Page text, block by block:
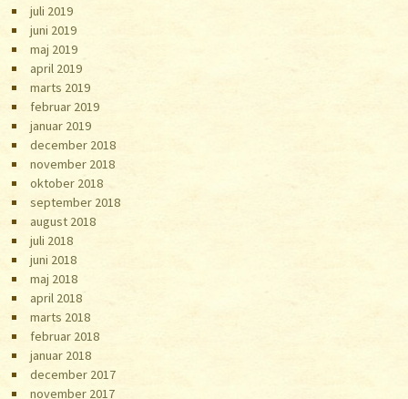
juli 2019
juni 2019
maj 2019
april 2019
marts 2019
februar 2019
januar 2019
december 2018
november 2018
oktober 2018
september 2018
august 2018
juli 2018
juni 2018
maj 2018
april 2018
marts 2018
februar 2018
januar 2018
december 2017
november 2017